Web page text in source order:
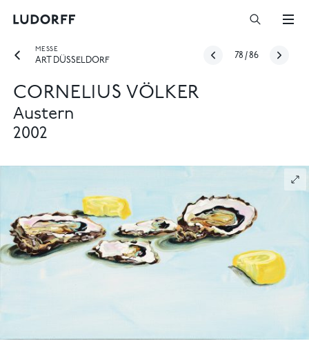
MESSE
ART DÜSSELDORF
78 /86
CORNELIUS VÖLKER
Austern
2002